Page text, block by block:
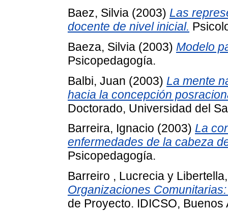
Baez, Silvia (2003) Las
docente de nivel inicial.
Baeza, Silvia (2003) Modelo
Psicopedagogía.
Balbi, Juan (2003) La mente
hacia la concepción
Doctorado, Universidad del
Barreira, Ignacio (2003) La
enfermedades de la cabeza
Psicopedagogía.
Barreiro , Lucrecia y
Organizaciones
de Proyecto. IDICSO,